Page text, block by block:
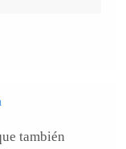
también